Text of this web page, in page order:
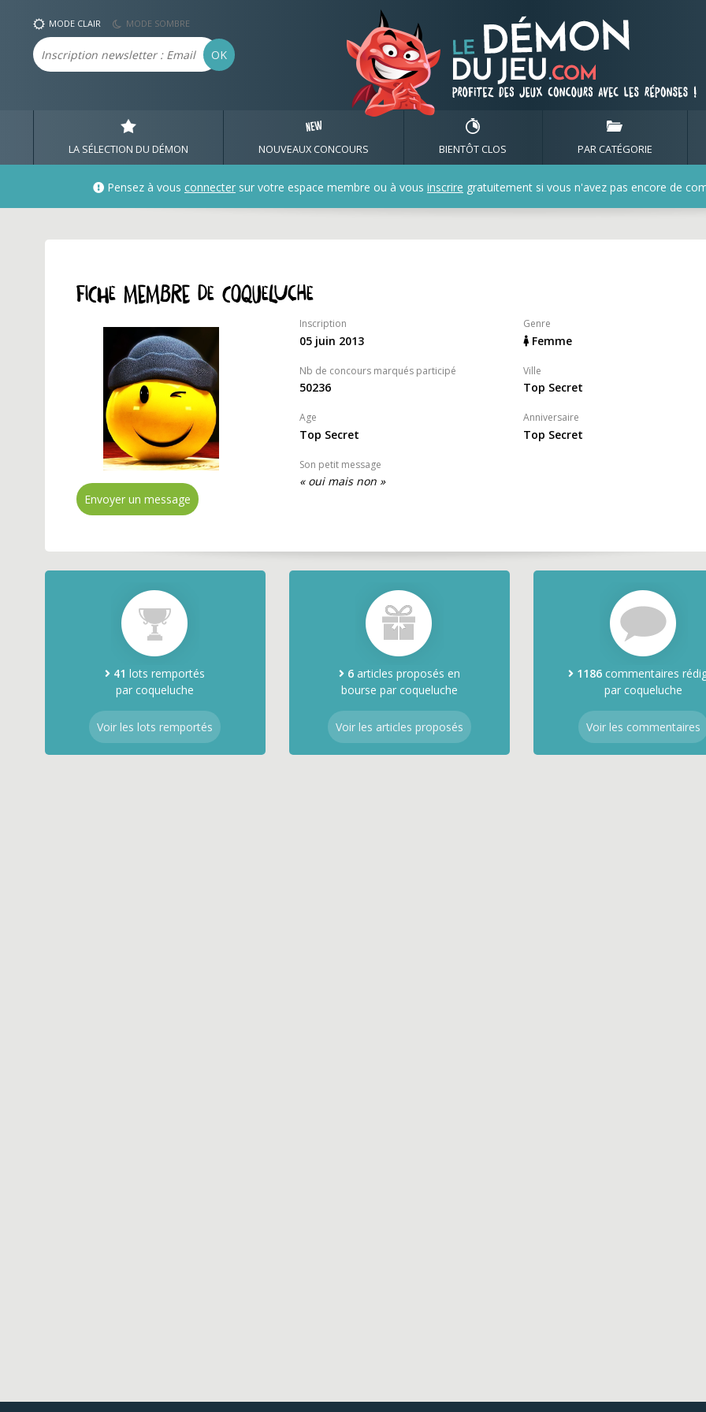
Profil et fiche membre de coqueluche
MODE CLAIR MODE SOMBRE
Email OK
LA SÉLECTION DU DÉMON NOUVEAUX CONCOURS BIENTÔT CLOS PAR CATÉGORIE
Pensez à vous connecter sur votre espace membre ou à vous inscrire gratuitement si vous n'avez pas encore de
Fiche membre de coqueluche
Envoyer un message
Inscription
05 juin 2013
Genre
Femme
Nb de concours marqués participé
50236
Ville
Top Secret
Age
Top Secret
Anniversaire
Top Secret
Son petit message
« oui mais non »
41 lots remportés
par coqueluche
Voir les lots remportés
6articles proposés en
bourse par coqueluche
Voir les articles proposés
1186commentaires
par coqueluche
Voir les commentaires